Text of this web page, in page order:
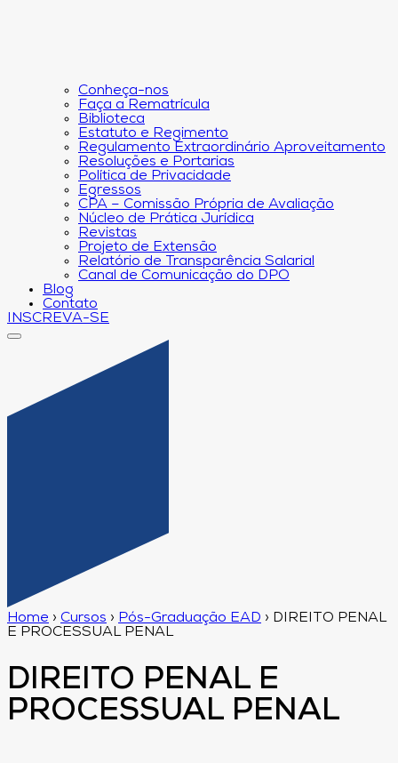
Conheça-nos
Faça a Rematrícula
Biblioteca
Estatuto e Regimento
Regulamento Extraordinário Aproveitamento
Resoluções e Portarias
Política de Privacidade
Egressos
CPA – Comissão Própria de Avaliação
Núcleo de Prática Jurídica
Revistas
Projeto de Extensão
Relatório de Transparência Salarial
Canal de Comunicação do DPO
Blog
Contato
INSCREVA-SE
Home › Cursos › Pós-Graduação EAD › DIREITO PENAL
E PROCESSUAL PENAL
DIREITO PENAL E
PROCESSUAL PENAL